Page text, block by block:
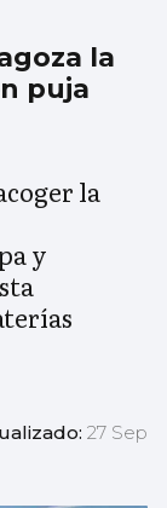
la
puja
la
y
27 Sep